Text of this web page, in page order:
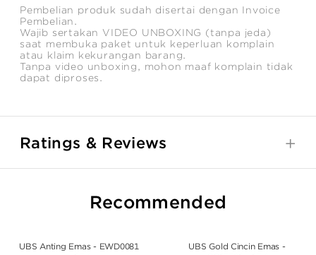
Pembelian produk sudah disertai dengan Invoice
Pembelian.
Wajib sertakan VIDEO UNBOXING (tanpa jeda)
saat membuka paket untuk keperluan komplain
atau klaim kekurangan barang.
Tanpa video unboxing, mohon maaf komplain tidak
dapat diproses.
Ratings & Reviews
Recommended
UBS Anting Emas - EWD0081
UBS Gold Cincin Emas -